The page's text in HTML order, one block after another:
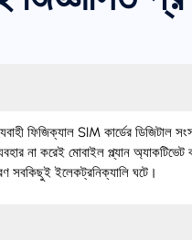
SIM কার্ডের ডিজিটাল
না করেই মোবাইল প্ল্যান
সবকিছুই ইলেকট্রনিক্যালি ঘটে।